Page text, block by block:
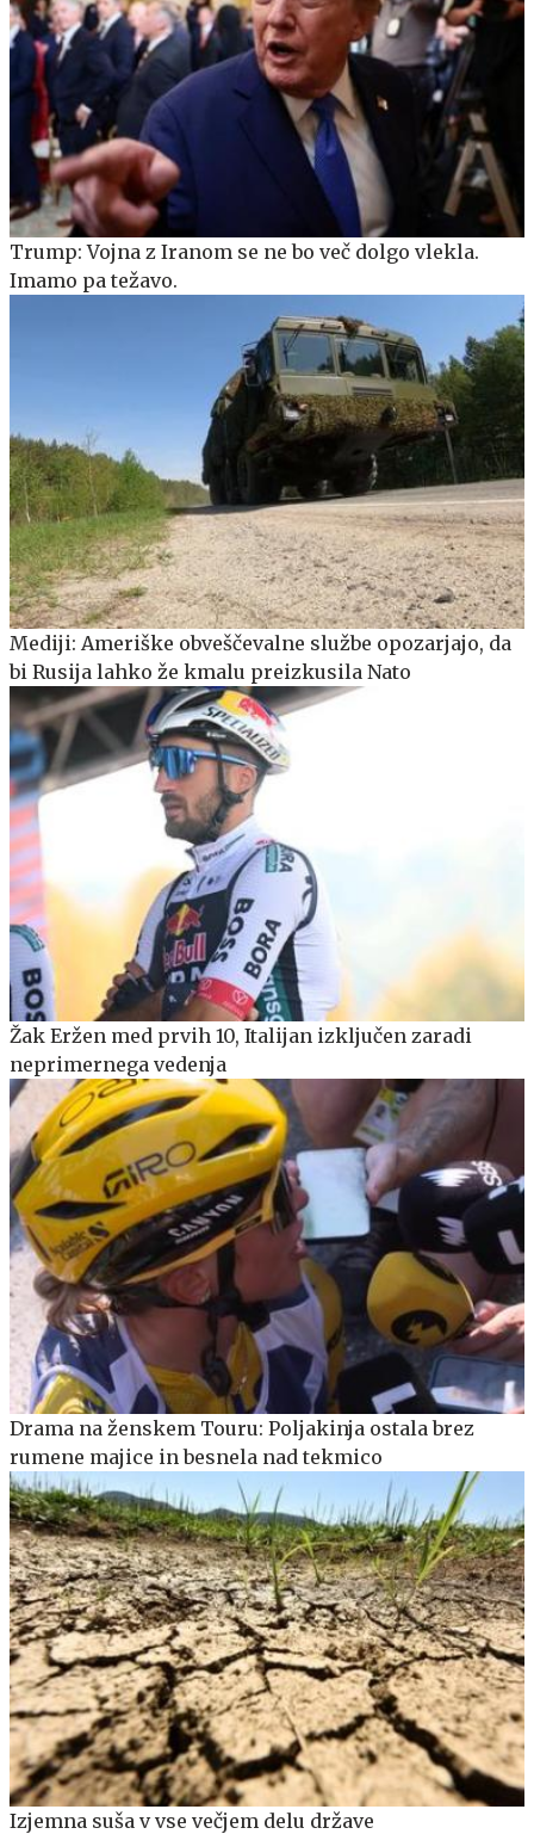
Trump: Vojna z Iranom se ne bo več dolgo vlekla.
Imamo pa težavo.
Mediji: Ameriške obveščevalne službe opozarjajo, da
bi Rusija lahko že kmalu preizkusila Nato
Žak Eržen med prvih 10, Italijan izključen zaradi
neprimernega vedenja
Drama na ženskem Touru: Poljakinja ostala brez
rumene majice in besnela nad tekmico
Izjemna suša v vse večjem delu države